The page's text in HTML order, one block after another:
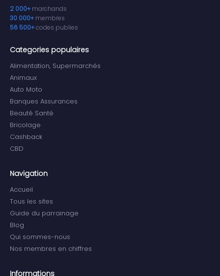
2 000+ marchands
30 000+ membres
56 500+codes publies
Categories populaires
Alimentation, Supermarchés
Animaux
Auto Moto
Banques Assurances
Beauté Santé
Bricolage
Cashback
CBD
Navigation
Accueil
Tous les sites
Guide du parrainage
Blog
Qui sommes-nous
Nos membres en chiffres
Informations